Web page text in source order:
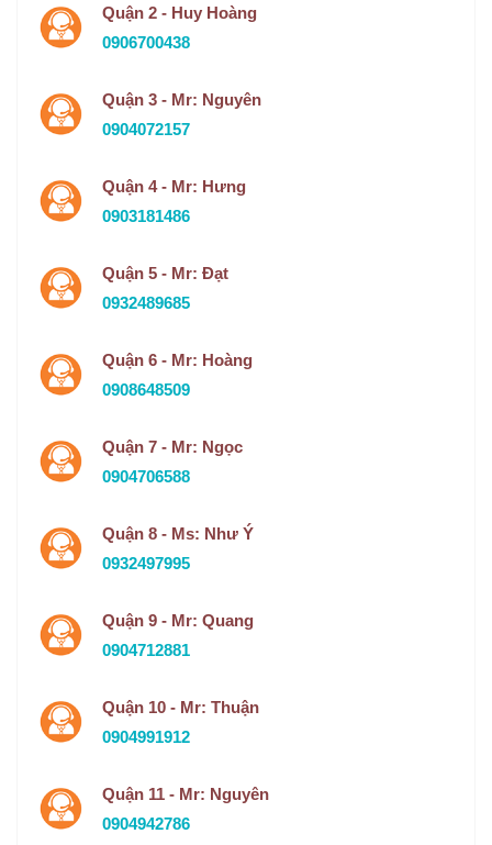
Quận 2 - Huy Hoàng
0906700438
Quận 3 - Mr: Nguyên
0904072157
Quận 4 - Mr: Hưng
0903181486
Quận 5 - Mr: Đạt
0932489685
Quận 6 - Mr: Hoàng
0908648509
Quận 7 - Mr: Ngọc
0904706588
Quận 8 - Ms: Như Ý
0932497995
Quận 9 - Mr: Quang
0904712881
Quận 10 - Mr: Thuận
0904991912
Quận 11 - Mr: Nguyên
0904942786